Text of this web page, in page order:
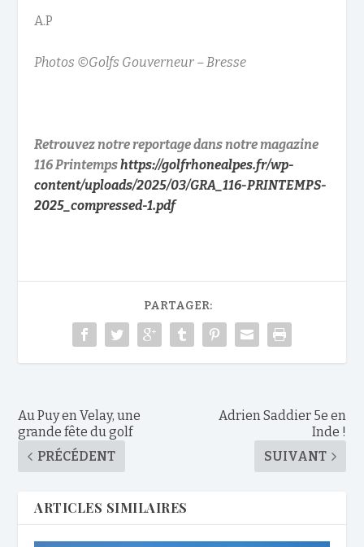
A.P
Photos ©Golfs Gouverneur – Bresse
Retrouvez notre reportage dans notre magazine
116 Printempshttps://golfrhonealpes.fr/wp-
content/uploads/2025/03/GRA_116-PRINTEMPS-
2025_compressed-1.pdf
PARTAGER:
Au Puy en Velay, une
grande fête du golf
PRÉCÉDENT
Adrien Saddier 5e en
Inde !
SUIVANT
ARTICLES SIMILAIRES